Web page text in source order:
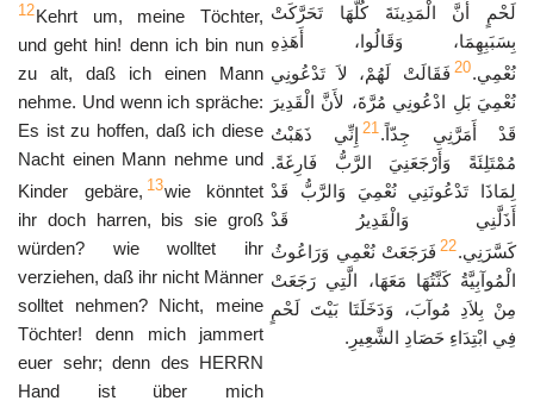
12Kehrt um, meine Töchter,
und geht hin! denn ich bin nun
zu alt, daß ich einen Mann
nehme. Und wenn ich spräche:
Es ist zu hoffen, daß ich diese
Nacht einen Mann nehme und
Kinder gebäre, 13wie könntet
ihr doch harren, bis sie groß
würden? wie wolltet ihr
verziehen, daß ihr nicht Männer
solltet nehmen? Nicht, meine
Töchter! denn mich jammert
euer sehr; denn des HERRN
Hand ist über mich
لَحْمٍ أَنَّ الْمَدِينَةَ كُلَّهَا تَحَرَّكَتْ
بِسَبَبِهِمَا، وَقَالُوا، أَهَذِهِ
نُعْمِي.20 فَقَالَتْ لَهُمْ، لاَ تَدْعُونِي
نُعْمِيَ بَلِ ادْعُونِي مُرَّةَ، لأَنَّ الْقَدِيرَ
قَدْ أَمَرَّنِي جِدّاً.21 إِنِّي ذَهَبْتُ
مُمْتَلِئَةً وَأَرْجَعَنِيَ الرَّبُّ فَارِغَةً.
لِمَاذَا تَدْعُونَنِي نُعْمِيَ وَالرَّبُّ قَدْ
أَذَلَّنِي وَالْقَدِيرُ قَدْ
كَسَّرَنِي.22 فَرَجَعَتْ نُعْمِي وَرَاعُوثُ
الْمُوآبِيَّةُ كَنَّتُهَا مَعَهَا، الَّتِي رَجَعَتْ
مِنْ بِلاَدِ مُوآبَ، وَدَخَلَتَا بَيْتَ لَحْمٍ
فِي ابْتِدَاءِ حَصَادِ الشَّعِيرِ.